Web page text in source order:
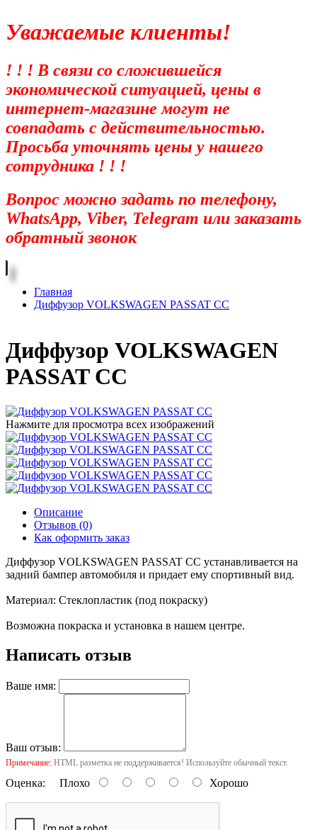
Уважаемые клиенты!
! ! ! В связи со сложившейся
экономической ситуацией, цены в
интернет-магазине могут не
совпадать с действительностью.
Просьба уточнять цены у нашего
сотрудника ! ! !
Вопрос можно задать по телефону,
WhatsApp, Viber, Telegram или заказать
обратный звонок
Главная
Диффузор VOLKSWAGEN PASSAT CC
Диффузор VOLKSWAGEN
PASSAT CC
Нажмите для просмотра всех изображений
Описание
Отзывов (0)
Как оформить заказ
Диффузор VOLKSWAGEN PASSAT CC устанавливается на
задний бампер автомобиля и придает ему спортивный вид.
Материал: Стеклопластик (под покраску)
Возможна покраска и установка в нашем центре.
Написать отзыв
Ваше имя:
Ваш отзыв:
Примечание: HTML разметка не поддерживается! Используйте обычный текст.
Оценка: Плохо Хорошо